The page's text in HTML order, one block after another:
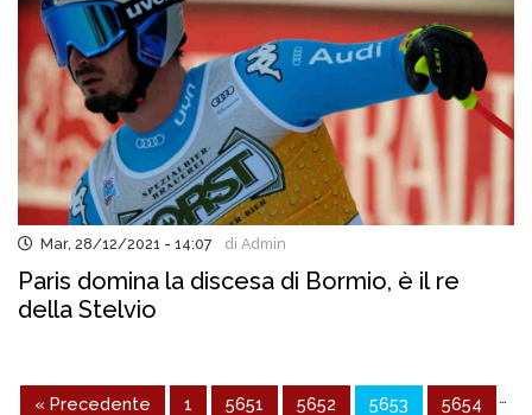
Mar, 28/12/2021 - 14:07 di Admin
Paris domina la discesa di Bormio, è il re
della Stelvio
« Precedente 1 …
5651 5652 5653
5654